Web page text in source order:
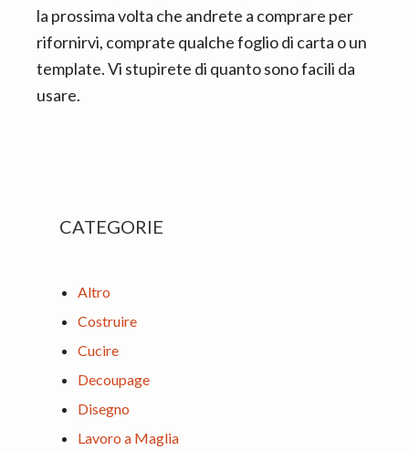
la prossima volta che andrete a comprare per
rifornirvi, comprate qualche foglio di carta o un
template. Vi stupirete di quanto sono facili da
usare.
Primary
CATEGORIE
Altro
Costruire
Cucire
Decoupage
Disegno
Lavoro a Maglia